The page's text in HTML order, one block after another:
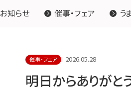
お知らせ 催事・フェア う
催事・フェア 2026.05.28
明日からありがと